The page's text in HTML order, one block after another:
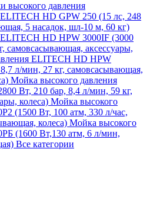
высокого давления
HD GPW 250 (15 лс, 248
5 насадок, шл-10 м, 60 кг)
HD HPW 3000IF (3000
самовсасывающая, аксессуары,
ELITECH HD HPW
л/мин, 27 кг, самовсасывающая,
Мойка высокого давления
Вт, 210 бар, 8,4 л/мин, 59 кг,
колеса) Мойка высокого
(1500 Вт, 100 атм, 330 л/час,
колеса) Мойка высокого
(1600 Вт,130 атм, 6 л/мин,
Все категории